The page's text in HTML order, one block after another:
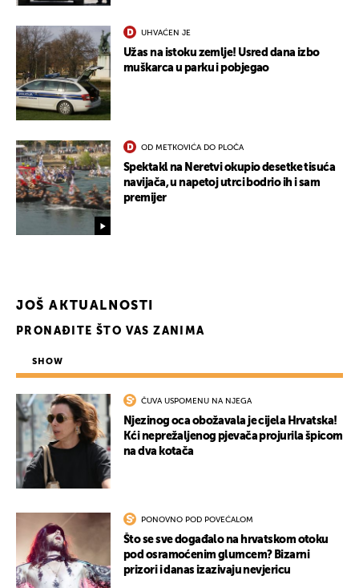
UHVAĆEN JE
Užas na istoku zemlje! Usred dana izbo
muškarca u parku i pobjegao
OD METKOVIĆA DO PLOČA
Spektakl na Neretvi okupio desetke tisuća
navijača, u napetoj utrci bodrio ih i sam
premijer
JOŠ AKTUALNOSTI
PRONAĐITE ŠTO VAS ZANIMA
SHOW
ČUVA USPOMENU NA NJEGA
Njezinog oca obožavala je cijela Hrvatska!
Kći neprežaljenog pjevača projurila špicom
na dva kotača
PONOVNO POD POVEĆALOM
Što se sve događalo na hrvatskom otoku
pod osramoćenim glumcem? Bizarni
prizori i danas izazivaju nevjericu